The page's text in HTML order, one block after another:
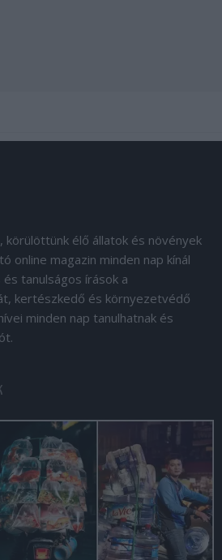
élő állatok és növények
online magazin minden nap kínál
tanulságos írások a
kertészkedő és környezetvédő
minden nap tanulhatnak és